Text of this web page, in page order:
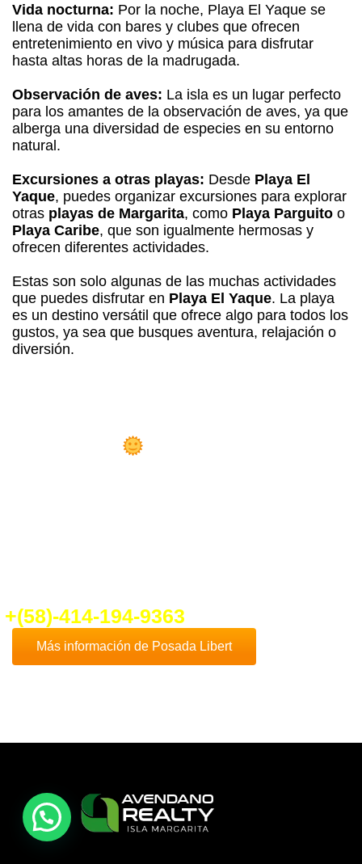
Vida nocturna: Por la noche, Playa El Yaque se
llena de vida con bares y clubes que ofrecen
entretenimiento en vivo y música para disfrutar
hasta altas horas de la madrugada.
Observación de aves: La isla es un lugar perfecto
para los amantes de la observación de aves, ya que
alberga una diversidad de especies en su entorno
natural.
Excursiones a otras playas: Desde Playa El
Yaque, puedes organizar excursiones para explorar
otras playas de Margarita, como Playa Parguito o
Playa Caribe, que son igualmente hermosas y
ofrecen diferentes actividades.
Estas son solo algunas de las muchas actividades
que puedes disfrutar en Playa El Yaque. La playa
es un destino versátil que ofrece algo para todos los
gustos, ya sea que busques aventura, relajación o
diversión.
+(58)-414-194-9363
Más información de Posada Libert